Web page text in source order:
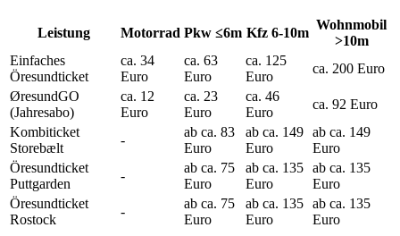
Leistung Motorrad Pkw ≤6m Kfz 6-10m
Wohnmobil
>10m
Einfaches
Öresundticket
ca. 34
Euro
ca. 63
Euro
ca. 125
Euro
ca. 200 Euro
ØresundGO
(Jahresabo)
ca. 12
Euro
ca. 23
Euro
ca. 46
Euro
ca. 92 Euro
Kombiticket
Storebælt
-
ab ca. 83
Euro
ab ca. 149
Euro
ab ca. 149
Euro
Öresundticket
Puttgarden
-
ab ca. 75
Euro
ab ca. 135
Euro
ab ca. 135
Euro
Öresundticket
Rostock
-
ab ca. 75
Euro
ab ca. 135
Euro
ab ca. 135
Euro